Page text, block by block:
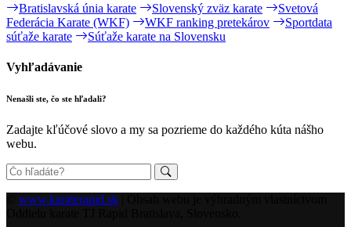
Bratislavská únia karate Slovenský zväz karate
Svetová
Federácia Karate (WKF)
WKF ranking pretekárov
Sportdata
súťaže karate
Súťaže karate na Slovensku
Vyhľadávanie
Nenašli ste, čo ste hľadali?
Zadajte kľúčové slovo a my sa pozrieme do každého kúta nášho
webu.
www.karaterapid.sk